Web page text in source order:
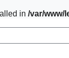
in /var/www/